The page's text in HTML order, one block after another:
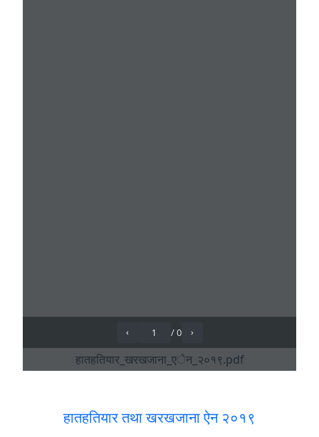
हातहतियार तथा खरखजाना ऐन २०१९